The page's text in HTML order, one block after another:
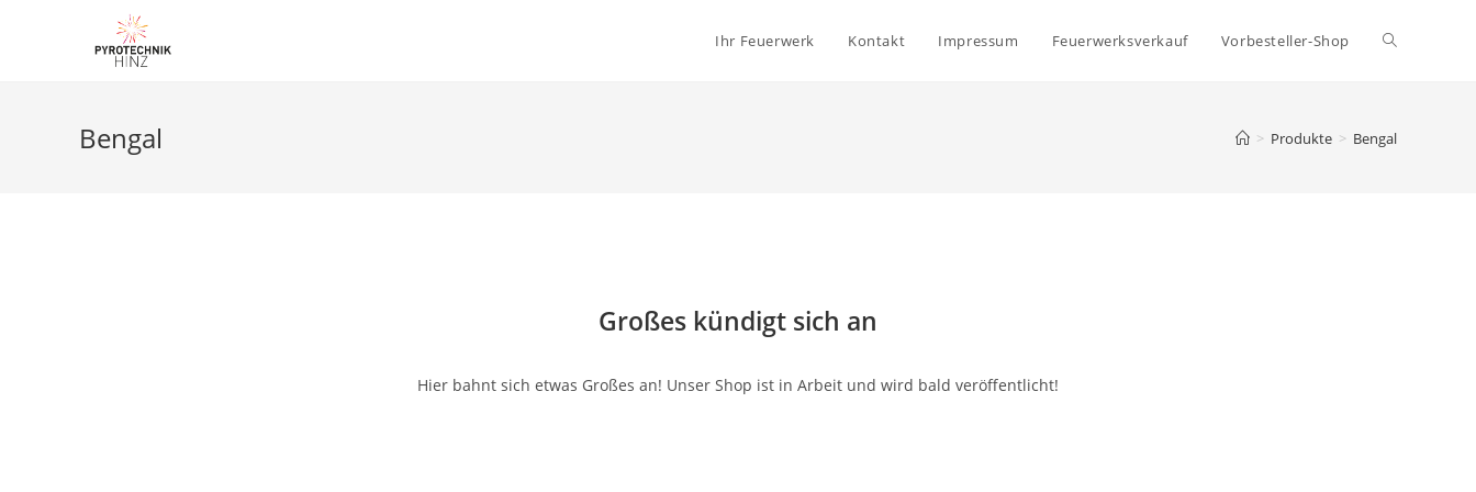
Ihr Feuerwerk Kontakt Impressum Feuerwerksverkauf Vorbesteller-Shop
Bengal > Produkte > Bengal
Großes kündigt sich an
Hier bahnt sich etwas Großes an! Unser Shop ist in Arbeit und wird bald veröffentlicht!